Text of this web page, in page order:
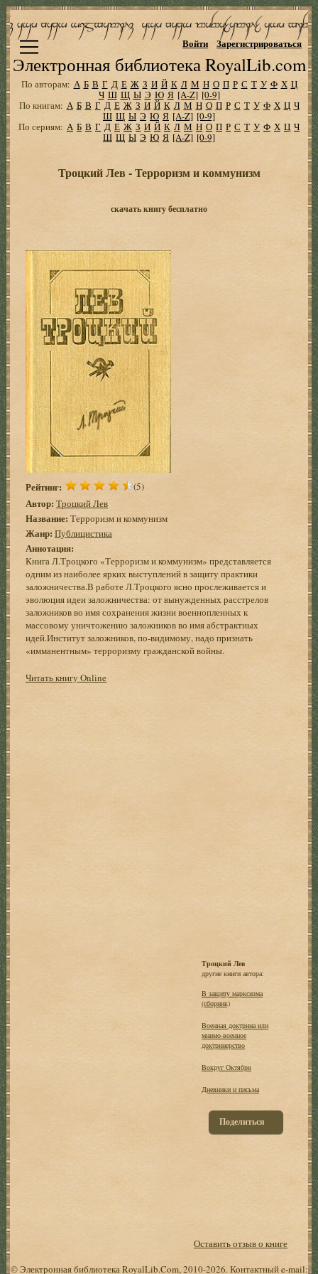
Электронная библиотека RoyalLib.com
Войти Зарегистрироваться
По авторам: А Б В Г Д Е Ж З И Й К Л М Н О П Р С Т У Ф Х Ц
Ч Ш Щ Ы Э Ю Я [A-Z] [0-9]
По книгам: А Б В Г Д Е Ж З И Й К Л М Н О П Р С Т У Ф Х Ц Ч
Ш Щ Ы Э Ю Я [A-Z] [0-9]
По сериям: А Б В Г Д Е Ж З И Й К Л М Н О П Р С Т У Ф Х Ц Ч
Ш Щ Ы Э Ю Я [A-Z] [0-9]
Троцкий Лев - Терроризм и коммунизм
скачать книгу бесплатно
Рейтинг: (5)
Автор: Троцкий Лев
Название: Терроризм и коммунизм
Жанр: Публицистика
Аннотация:
Книга Л.Троцкого «Терроризм и коммунизм» представляется
одним из наиболее ярких выступлений в защиту практики
заложничества.В работе Л.Троцкого ясно прослеживается и
эволюция идеи заложничества: от вынужденных расстрелов
заложников во имя сохранения жизни военнопленных к
массовому уничтожению заложников во имя абстрактных
идей.Институт заложников, по-видимому, надо признать
«имманентным» терроризму гражданской войны.
Читать книгу Online
Троцкий Лев
другие книги автора:
В защиту марксизма
(сборник)
Военная доктрина или
мнимо-военное
доктринерство
Вокруг Октября
Дневники и письма
Поделиться
Оставить отзыв о книге
© Электронная библиотека RoyalLib.Com, 2010-2026. Контактный e-mail: